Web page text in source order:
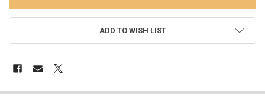
ADD TO WISH LIST